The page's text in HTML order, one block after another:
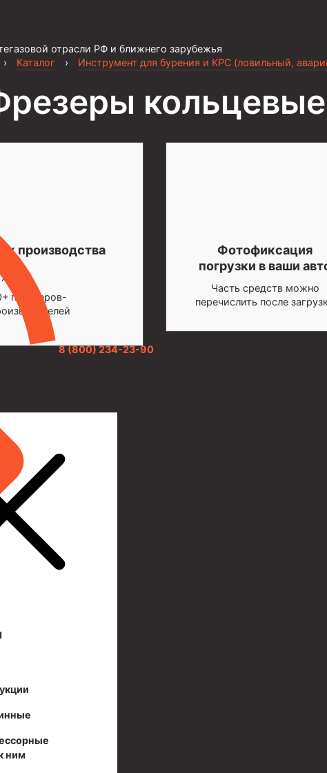
отрасли РФ и ближнего зарубежья
8 (800) 234-23-90
› Каталог › Инструмент для бурения и КРС (ловильный,
кольцевые
производства
дней
партнеров-
Фотофиксация
погрузки в ваши
Часть средств можно
перечислить после
ним